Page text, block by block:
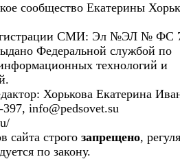
сообщество Екатерины
СМИ: Эл №ЭЛ № ФС
Федеральной службой по
технологий и
Хорькова Екатерина
info@pedsovet.su
сайта строго запрещено,
по закону.